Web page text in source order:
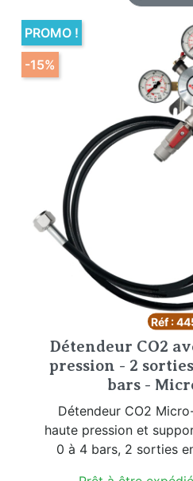
Réf :
Détendeur CO2
pression - 2
bars -
Détendeur CO2
haute pression et
0 à 4 bars, 2 sorties
PROMO !
-15%